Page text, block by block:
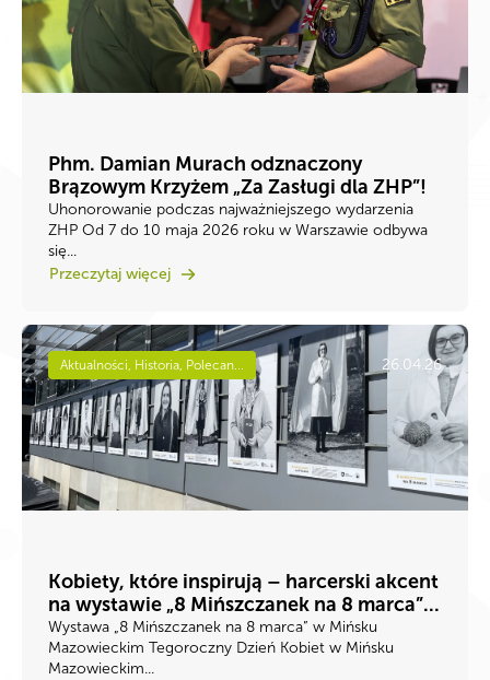
Phm. Damian Murach odznaczony
Brązowym Krzyżem „Za Zasługi dla ZHP”!
Uhonorowanie podczas najważniejszego wydarzenia
ZHP Od 7 do 10 maja 2026 roku w Warszawie odbywa
się...
Przeczytaj więcej
Aktualności, Historia, Polecan... 26.04.26
Kobiety, które inspirują – harcerski akcent
na wystawie „8 Mińszczanek na 8 marca”...
Wystawa „8 Mińszczanek na 8 marca” w Mińsku
Mazowieckim Tegoroczny Dzień Kobiet w Mińsku
Mazowieckim...